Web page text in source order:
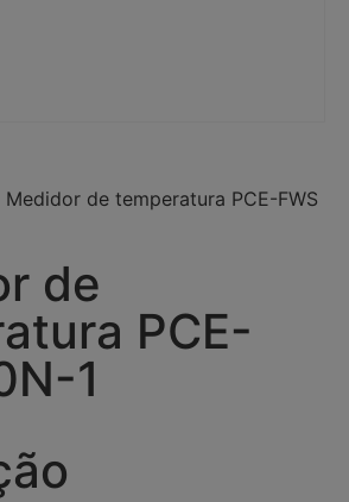
Medidor de temperatura PCE-FWS
de
PCE-
1